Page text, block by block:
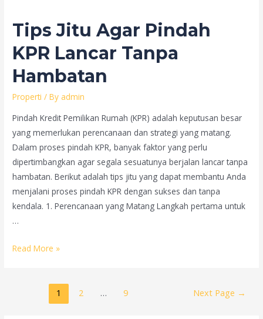
Era
Digitalisasi
Tips Jitu Agar Pindah
KPR Lancar Tanpa
Hambatan
Properti / By admin
Pindah Kredit Pemilikan Rumah (KPR) adalah keputusan besar
yang memerlukan perencanaan dan strategi yang matang.
Dalam proses pindah KPR, banyak faktor yang perlu
dipertimbangkan agar segala sesuatunya berjalan lancar tanpa
hambatan. Berikut adalah tips jitu yang dapat membantu Anda
menjalani proses pindah KPR dengan sukses dan tanpa
kendala. 1. Perencanaan yang Matang Langkah pertama untuk
…
Tips
Read More »
1 2 … 9 Next Page →